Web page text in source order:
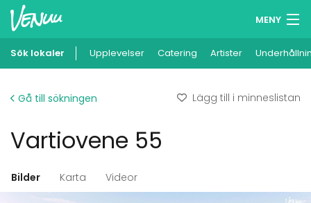
MENY
Minneslista
Lägg till din lokal
Sök lokaler Upplevelser Catering Artister
Gå till sökningen Lägg till i minneslistan
Vartiovene 55
Bilder Karta Videor